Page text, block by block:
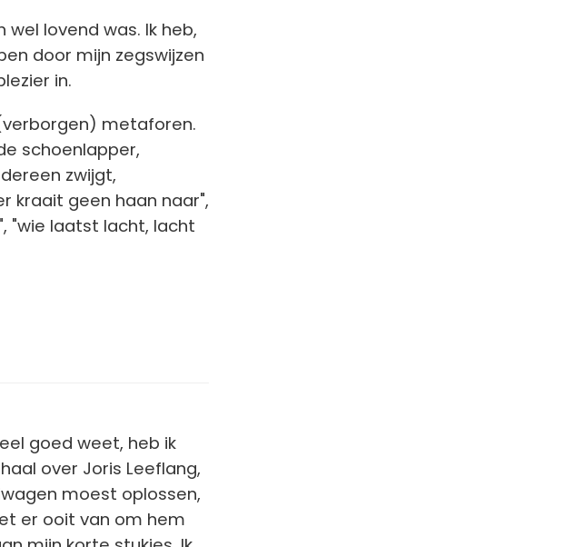
lovend was. Ik heb,
door mijn zegswijzen
in.
metaforen.
schoenlapper,
zwijgt,
kraait geen haan naar",
"wie laatst lacht, lacht
goed weet, heb ik
over Joris Leeflang,
moest oplossen,
er ooit van om hem